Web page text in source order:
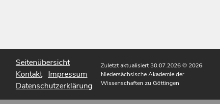
Seitenübersicht
Kontakt Impressum
Datenschutzerklärung
Zuletzt aktualisiert 30.07.2026© 2026
Niedersächsische Akademie der
Wissenschaften zu Göttingen